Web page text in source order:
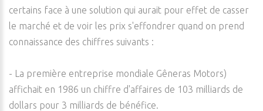
certains face à une solution qui aurait pour effet de casser
le marché et de voir les prix s'effondrer quand on prend
connaissance des chiffres suivants :
- La première entreprise mondiale Gêneras Motors)
affichait en 1986 un chiffre d'affaires de 103 milliards de
dollars pour 3 milliards de bénéfice.